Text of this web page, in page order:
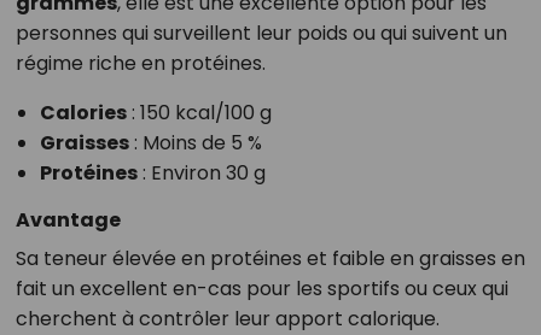
personnes qui surveillent leur poids ou qui suivent un
régime riche en protéines.
Calories: 150 kcal/100 g
Graisses: Moins de 5 %
Protéines: Environ 30 g
Avantage
Sa teneur élevée en protéines et faible en graisses en
fait un excellent en-cas pour les sportifs ou ceux qui
cherchent à contrôler leur apport calorique.